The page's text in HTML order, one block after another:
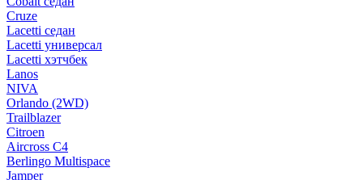
Cruze
Lacetti седан
Lacetti универсал
Lacetti хэтчбек
Lanos
NIVA
Orlando (2WD)
Trailblazer
Citroen
Aircross C4
Berlingo Multispace
Jamper